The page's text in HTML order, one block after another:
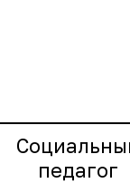
педагог